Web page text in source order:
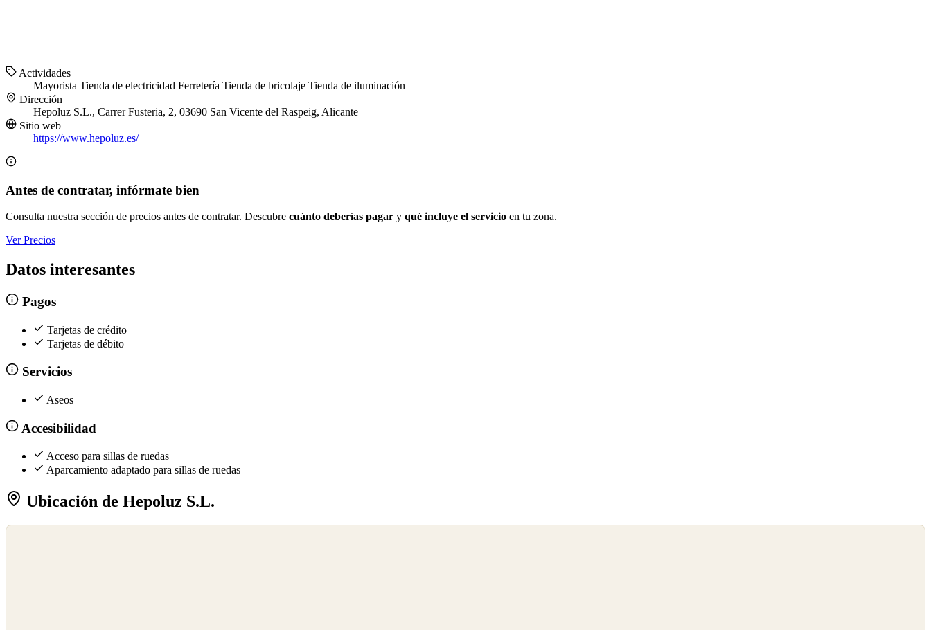
Actividades
Mayorista Tienda de electricidad Ferretería Tienda de bricolaje Tienda de iluminación
Dirección
Hepoluz S.L., Carrer Fusteria, 2, 03690 San Vicente del Raspeig, Alicante
Sitio web
https://www.hepoluz.es/
Antes de contratar, infórmate bien
Consulta nuestra sección de precios antes de contratar. Descubre cuánto deberías pagar y qué incluye el servicio en tu zona.
Ver Precios
Datos interesantes
Pagos
Tarjetas de crédito
Tarjetas de débito
Servicios
Aseos
Accesibilidad
Acceso para sillas de ruedas
Aparcamiento adaptado para sillas de ruedas
Ubicación de Hepoluz S.L.